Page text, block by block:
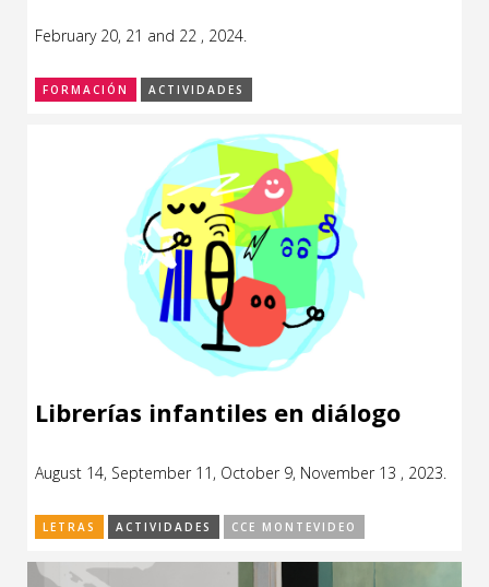
February 20, 21 and 22 , 2024.
FORMACIÓN ACTIVIDADES
Librerías infantiles en diálogo
August 14, September 11, October 9, November 13 , 2023.
LETRAS ACTIVIDADES CCE MONTEVIDEO